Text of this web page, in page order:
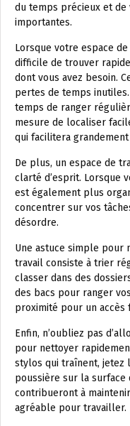
du temps précieux et
importantes.
Lorsque votre espace
difficile de trouver
dont vous avez besoin.
pertes de temps
temps de ranger
mesure de localiser
qui facilitera
De plus, un espace de
clarté d’esprit. Lorsque
est également plus
concentrer sur vos
désordre.
Une astuce simple pour
travail consiste à trier
classer dans des
des bacs pour ranger
proximité pour un accès
Enfin, n’oubliez pas
pour nettoyer
stylos qui traînent, jetez
poussière sur la surface
contribueront à
agréable pour travailler.